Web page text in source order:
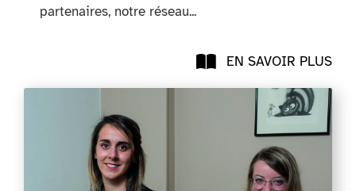
partenaires, notre réseau...
EN SAVOIR PLUS